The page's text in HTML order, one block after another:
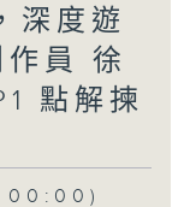
深度遊
員 徐
點解揀
00:00)